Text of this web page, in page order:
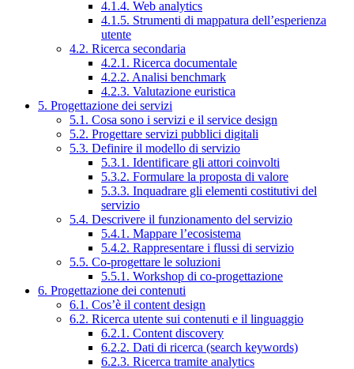
4.1.4. Web analytics
4.1.5. Strumenti di mappatura dell’esperienza
utente
4.2. Ricerca secondaria
4.2.1. Ricerca documentale
4.2.2. Analisi benchmark
4.2.3. Valutazione euristica
5. Progettazione dei servizi
5.1. Cosa sono i servizi e il service design
5.2. Progettare servizi pubblici digitali
5.3. Definire il modello di servizio
5.3.1. Identificare gli attori coinvolti
5.3.2. Formulare la proposta di valore
5.3.3. Inquadrare gli elementi costitutivi del
servizio
5.4. Descrivere il funzionamento del servizio
5.4.1. Mappare l’ecosistema
5.4.2. Rappresentare i flussi di servizio
5.5. Co-progettare le soluzioni
5.5.1. Workshop di co-progettazione
6. Progettazione dei contenuti
6.1. Cos’è il content design
6.2. Ricerca utente sui contenuti e il linguaggio
6.2.1. Content discovery
6.2.2. Dati di ricerca (search keywords)
6.2.3. Ricerca tramite analytics